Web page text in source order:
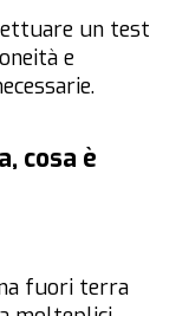
un test
e
cosa è
fuori terra